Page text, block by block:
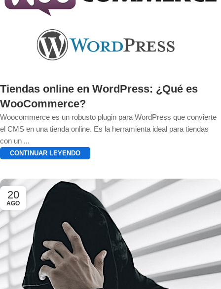
Tiendas online en WordPress: ¿Qué es
WooCommerce?
Woocommerce es un robusto plugin para WordPress que convierte
el CMS en una tienda online. Es la herramienta ideal para tiendas
con un ...
CONTINUAR LEYENDO
20
AGO